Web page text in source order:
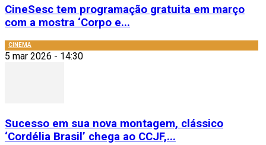
CineSesc tem programação gratuita em março
com a mostra ‘Corpo e...
CINEMA
5 mar 2026 - 14:30
Sucesso em sua nova montagem, clássico
‘Cordélia Brasil’ chega ao CCJF,...